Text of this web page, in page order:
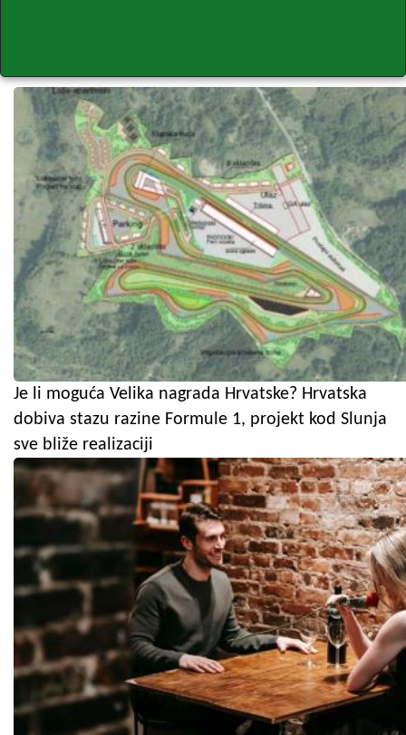
Je li moguća Velika nagrada Hrvatske? Hrvatska
dobiva stazu razine Formule 1, projekt kod Slunja
sve bliže realizaciji